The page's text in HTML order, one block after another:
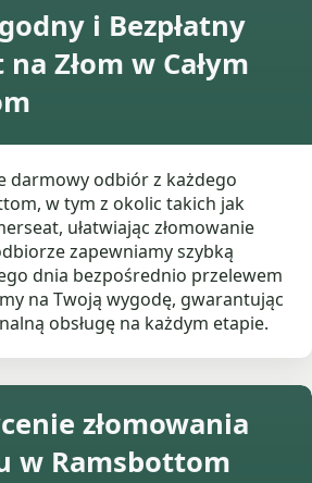
i Bezpłatny
Złom w Całym
darmowy odbiór z każdego
w tym z okolic takich jak
ułatwiając złomowanie
zapewniamy szybką
dnia bezpośrednio przelewem
na Twoją wygodę, gwarantując
obsługę na każdym etapie.
złomowania
w Ramsbottom